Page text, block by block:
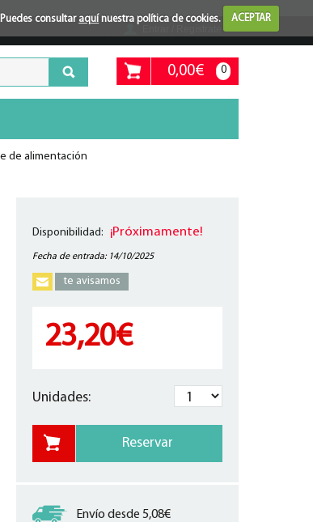
consultar aquínuestra política de cookies. ACEPTAR
0,00€ 0
de alimentación
Disponibilidad: ¡Próximamente!
Fecha de entrada: 14/10/2025
te avisamos
23,20€
Unidades:
Envío desde 5,08€